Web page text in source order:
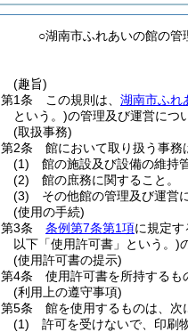
○湖南市ふれあいの館の管
(趣旨)
第1条
この規則は、 湖南市ふれ
という。)の管理及び運営につ
(取扱事務)
第2条
館において取り扱う事務
(1)
館の施設及び設備の維持
(2)
館の庶務に関すること。
(3)
その他館の管理及び運営
(使用の手続)
第3条
条例第7条第1項に規定
以下「使用許可書」という。)
(使用許可書の提示)
第4条
使用許可書を所持するも
(利用上の遵守事項)
第5条
館を使用するものは、次
(1)
許可を受けないで、印刷